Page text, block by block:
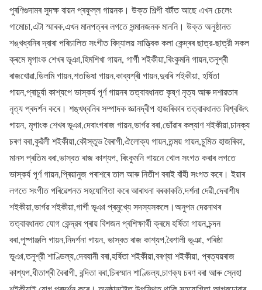
পুৰণিগুদামৰ সুদক্ষ বায়ন প্ৰফুল্ল গায়নক। উক্ত শিল্পী বটাঁত আছে এখন চেলেং
গামোচা,এটা স্মাৰক,এখন মানপত্ৰৰ লগতে সন্মানজনক মাননি। উক্ত অনুষ্ঠানত
শঙ্খধ্বনিৰ দ্বাৰা পৰিচালিত সংগীত বিদ্যালয় সাত্ত্বিক কলা কেন্দ্ৰৰ ছাত্র-ছাত্রী সকল
ক্ৰমে মৃগাংক শেখৰ ভূঞা,হিমশিখা গায়ন, গাৰ্গী শইকীয়া,ৰিংকুমনি গায়ন,তনুশ্ৰী
ৰাজখোৱা,ডিলমি গায়ন,শতভিষা গায়ন,কাব্যশ্ৰী গায়ন,দুবৰি শইকীয়া, হৰ্ষিতা
গায়ন,প্ৰাচুৰ্যা কাশ্যপে ভাস্কর্য পূৰ্ণ গায়নৰ তত্বাবধানত কৃষ্ণ নৃত্য আৰু দশাৱতাৰ
নৃত্য প্ৰদৰ্শন কৰে। শঙ্খধ্বনিৰ সম্পাদক জ্ঞানদ্বীপ হাজৰিকাৰ তত্বাবধানত বিশ্বজিৎ
গায়ন, মৃগাংক শেখৰ ভূঞা,দেবাংগৰাজ গায়ন,ভাৰ্গৱ বৰা,ডোঁৱাৰ কল্যাণ শইকীয়া,চানক্য
চৰণ বৰা,কুৱঁলী শইকীয়া,কৌস্তুভ বৈৰাগী,ঐলোক্য গায়ন,তন্ময় গায়ন,চুমিত হাজৰিকা,
মানস প্ৰতিম বৰা,ভাস্বত ৰাজ কাশ্যপ, ৰিংকুমনি গায়নে খোল সংগত কৰাৰ লগতে
ভাস্কর্য পূৰ্ণ গায়ন,প্ৰিয়ানুজ পৰাশৰে তাল আৰু নিতীশ বৰাই বাঁহী সংগত কৰে। ইয়াৰ
লগতে সংগীত পৰিৱেশনত সহযোগিতা কৰে আৰাধনা বৰকাকতি,দৰ্শনা দেৱী,দেবাশীষ
শইকীয়া,ভাৰ্গৱ শইকীয়া,গাৰ্গী ভূঞা প্ৰমুখ্যে সদস্যসকলে।অনুপম দেৱনাথৰ
তত্বাবধানত যোগ কেন্দ্রৰ প্ৰায় বিশজন প্ৰশিক্ষাৰ্থী ক্ৰমে হৰ্ষিতা গায়ন,চন্দন
বৰা,পুষ্পাঞ্জলি গায়ন,নিদৰ্শনা গায়ন, ভাস্বত ৰাজ কাশ্যপ,বৈশালী ভূঞা, গৰিষ্ঠা
ভূঞা,তনুশ্রী শাণ্ডিল্য,দেবযানী বৰা,হৰ্ষিতা শইকীয়া,বৰণ্যা শইকীয়া, প্ৰত্যয়ৰাজ
কাশ্যপ,ধীতাশ্ৰী বৈৰাগী, বন্দিতা বৰা,চিৰস্মান শাণ্ডিল্য,চাণক্য চৰণ বৰা আৰু স্নেহা